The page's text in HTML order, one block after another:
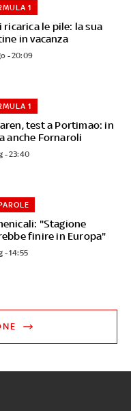
ricarica le pile: la sua
in vacanza
1
- 20:09
test a Portimao: in
anche Fornaroli
1
- 23:40
"Stagione
finire in Europa"
- 14:55